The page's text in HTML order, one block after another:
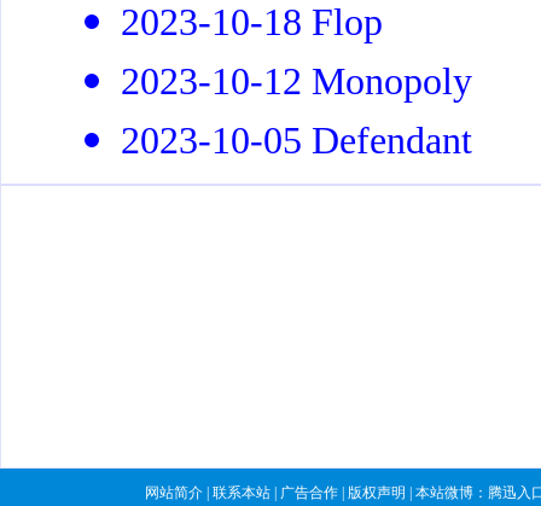
2023-10-18 Flop
2023-10-12 Monopoly
2023-10-05 Defendant
网站简介 联系本站 广告合作 版权声明 | 本站微博： 腾迅入